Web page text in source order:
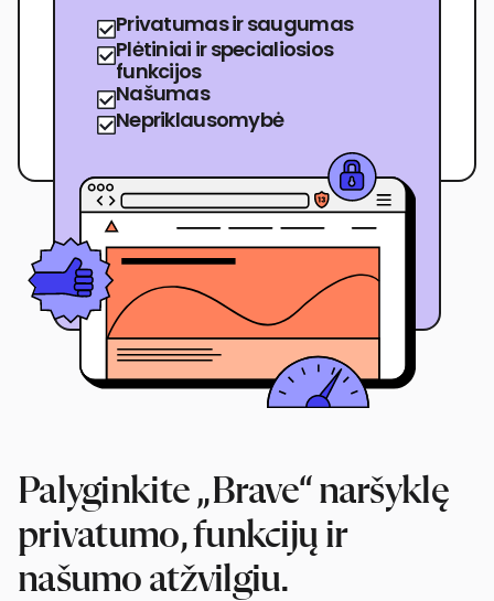
Privatumas ir saugumas
Plėtiniai ir specialiosios
funkcijos
Našumas
Nepriklausomybė
Palyginkite „Brave“ naršyklę
privatumo, funkcijų ir
našumo atžvilgiu.